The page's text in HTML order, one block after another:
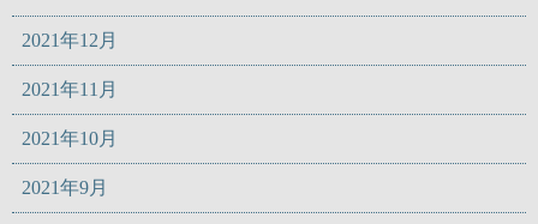
2021年12月
2021年11月
2021年10月
2021年9月